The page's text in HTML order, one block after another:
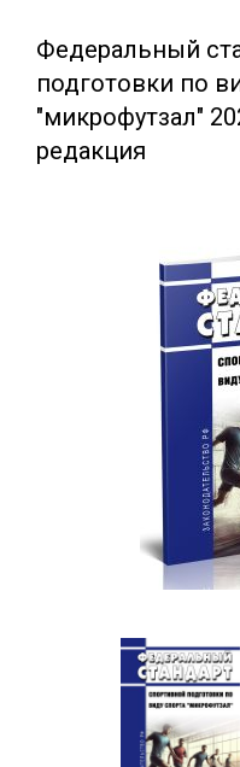
Федеральный
подготовки по
"микрофутзал"
редакция